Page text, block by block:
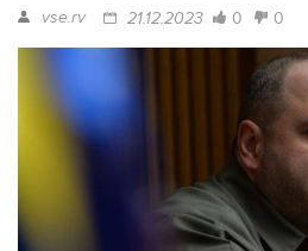
vse.rv 21.12.2023 0 0